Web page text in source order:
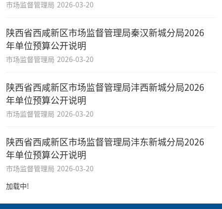
市场监督管理局 2026-03-20
陕西省西咸新区市场监督管理局秦汉新城分局2026
年单位预算公开说明
市场监督管理局 2026-03-20
陕西省西咸新区市场监督管理局沣西新城分局2026
年单位预算公开说明
市场监督管理局 2026-03-20
陕西省西咸新区市场监督管理局沣东新城分局2026
年单位预算公开说明
市场监督管理局 2026-03-20
加载中!